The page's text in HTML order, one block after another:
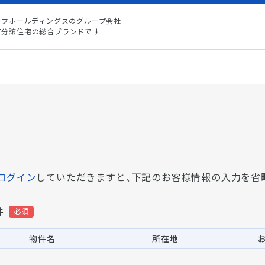
プホールディングスのグループ会社
譲住宅の総合ブランドです
グイン していただきますと、 下記のお客様情報の入力を省
物件名 所在地